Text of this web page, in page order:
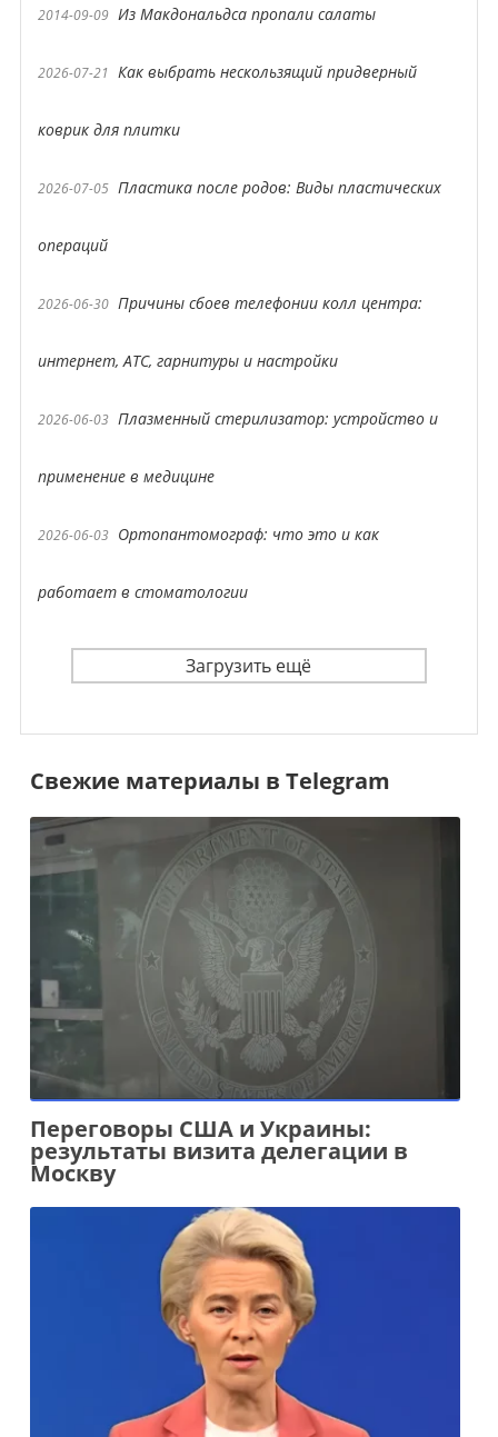
2014-09-09 Из Макдональдса пропали салаты
2026-07-21 Как выбрать нескользящий придверный
коврик для плитки
2026-07-05 Пластика после родов: Виды пластических
операций
2026-06-30 Причины сбоев телефонии колл центра:
интернет, АТС, гарнитуры и настройки
2026-06-03 Плазменный стерилизатор: устройство и
применение в медицине
2026-06-03 Ортопантомограф: что это и как
работает в стоматологии
Загрузить ещё
Свежие материалы в Telegram
Переговоры США и Украины:
результаты визита делегации в
Москву